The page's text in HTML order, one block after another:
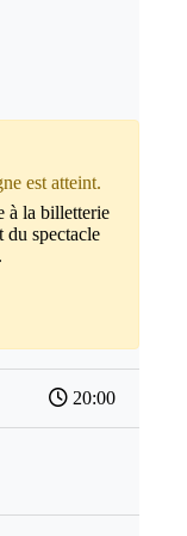
est atteint.
à la billetterie
du spectacle
20:00